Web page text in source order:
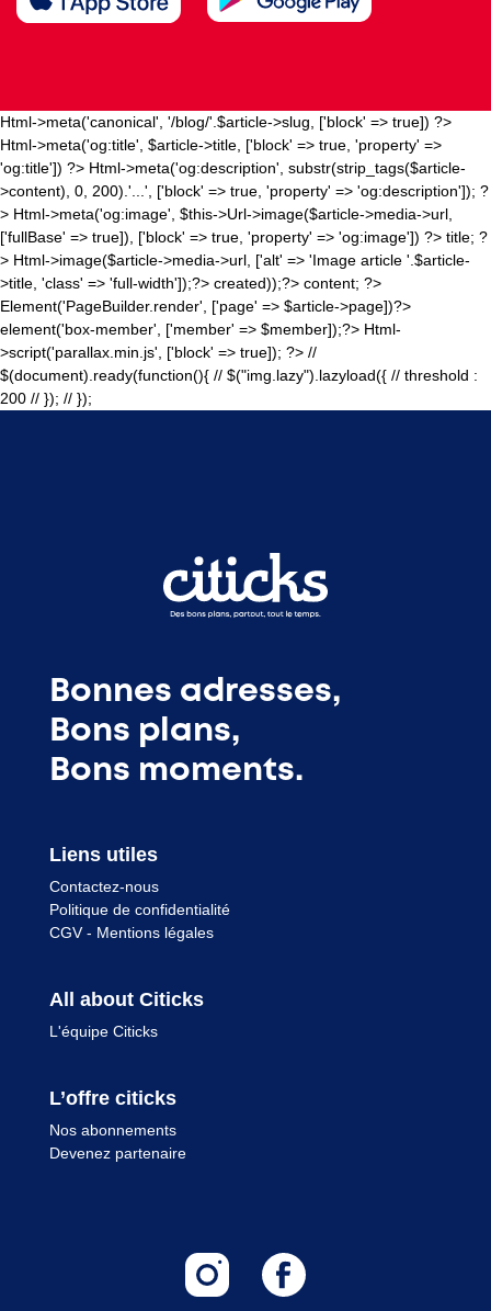
Html->meta('canonical', '/blog/'.$article->slug, ['block' => true]) ?>
Html->meta('og:title', $article->title, ['block' => true, 'property' =>
'og:title']) ?> Html->meta('og:description', substr(strip_tags($article-
>content), 0, 200).'...', ['block' => true, 'property' => 'og:description']); ?
> Html->meta('og:image', $this->Url->image($article->media->url,
['fullBase' => true]), ['block' => true, 'property' => 'og:image']) ?> title; ?
> Html->image($article->media->url, ['alt' => 'Image article '.$article-
>title, 'class' => 'full-width']);?> created));?> content; ?>
Element('PageBuilder.render', ['page' => $article->page])?>
element('box-member', ['member' => $member]);?> Html-
>script('parallax.min.js', ['block' => true]); ?> //
$(document).ready(function(){ // $("img.lazy").lazyload({ // threshold :
200 // }); // });
Bonnes adresses,
Bons plans,
Bons moments.
Liens utiles
Contactez-nous
Politique de confidentialité
CGV- Mentions légales
All about Citicks
L'équipe Citicks
L’offre citicks
Nos abonnements
Devenez partenaire